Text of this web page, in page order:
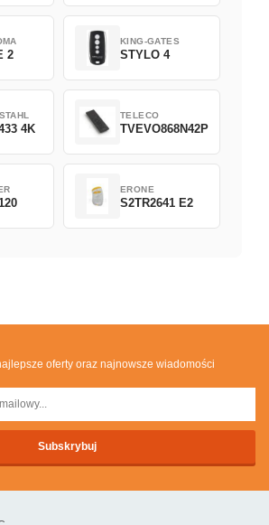
2
KING-GATES
STYLO 4
4K
TELECO
TVEVO868N42P
ERONE
S2TR2641 E2
oferty oraz najnowsze wiadomości